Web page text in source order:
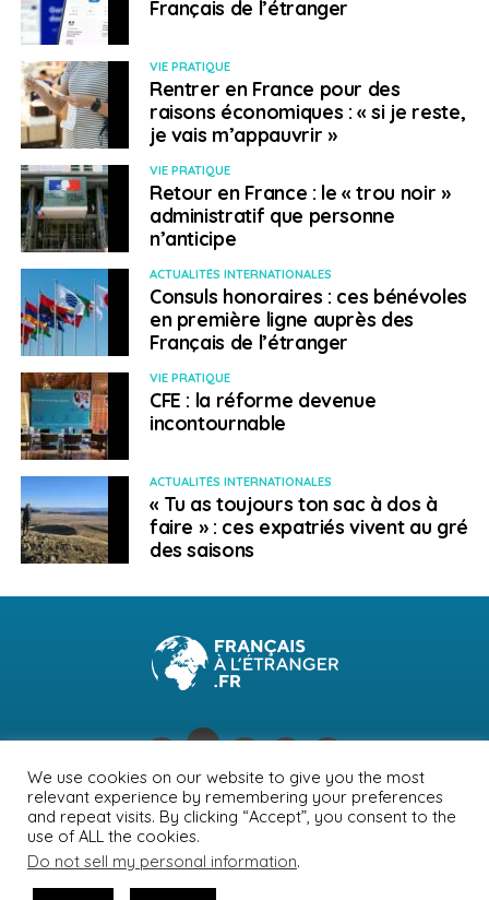
Français de l’étranger
VIE PRATIQUE
Rentrer en France pour des
raisons économiques : « si je reste,
je vais m’appauvrir »
VIE PRATIQUE
Retour en France : le « trou noir »
administratif que personne
n’anticipe
ACTUALITÉS INTERNATIONALES
Consuls honoraires : ces bénévoles
en première ligne auprès des
Français de l’étranger
VIE PRATIQUE
CFE : la réforme devenue
incontournable
ACTUALITÉS INTERNATIONALES
« Tu as toujours ton sac à dos à
faire » : ces expatriés vivent au gré
des saisons
NEWSLETTER PUBLICITÉ CONTACTS
MENTIONS LÉGALES
POLITIQUE DE CONFIDENTIALITÉ
We use cookies on our website to give you the most
relevant experience by remembering your preferences
and repeat visits. By clicking “Accept”, you consent to the
use of ALL the cookies.
Do not sell my personal information.